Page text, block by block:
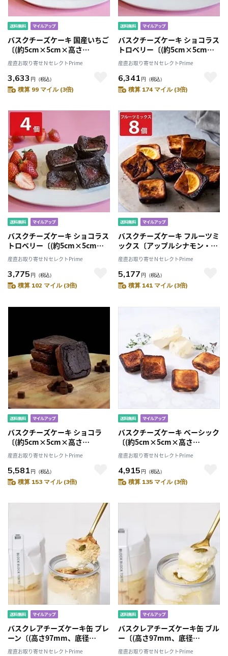
バスクチーズケーキ 国産いちご
〔(約5cm×5cm×高さ
2cm)×4個〕
産直お取り寄せＮセレクトPrime
3,633 円 （税込）
積算 99 マイル (3倍)
バスクチーズケーキ ショコラス
トロベリー〔(約5cm×5cm×
高さ2cm)×8個〕
産直お取り寄せＮセレクトPrime
6,341 円 （税込）
積算 174 マイル (3倍)
バスクチーズケーキ ショコラス
トロベリー〔(約5cm×5cm×
高さ2cm)×4個〕
産直お取り寄せＮセレクトPrime
3,775 円 （税込）
積算 102 マイル (3倍)
バスクチーズケーキ フルーツミ
ックス〔アップルシナモン・カ
シス 他全4種 各2〕
産直お取り寄せＮセレクトPrime
5,177 円 （税込）
積算 141 マイル (3倍)
バスクチーズケーキ ショコラ
〔(約5cm×5cm×高さ
2cm)×8個〕
産直お取り寄せＮセレクトPrime
5,581 円 （税込）
積算 153 マイル (3倍)
バスクチーズケーキ ベーシック
〔(約5cm×5cm×高さ
2cm)×8個〕
産直お取り寄せＮセレクトPrime
4,915 円 （税込）
積算 135 マイル (3倍)
バスクレアチーズケーキ缶 プレ
ーン〔(高さ97mm、底径
48mm)×4〕
産直お取り寄せＮセレクトPrime
バスクレアチーズケーキ缶 ブル
ー〔(高さ97mm、底径
48mm)×4〕
産直お取り寄せＮセレクトPrime